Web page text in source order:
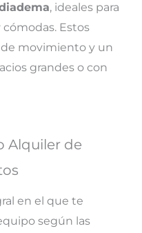
, ideales para
Estos
movimiento y un
grandes o con
Alquiler de
en el que te
según las